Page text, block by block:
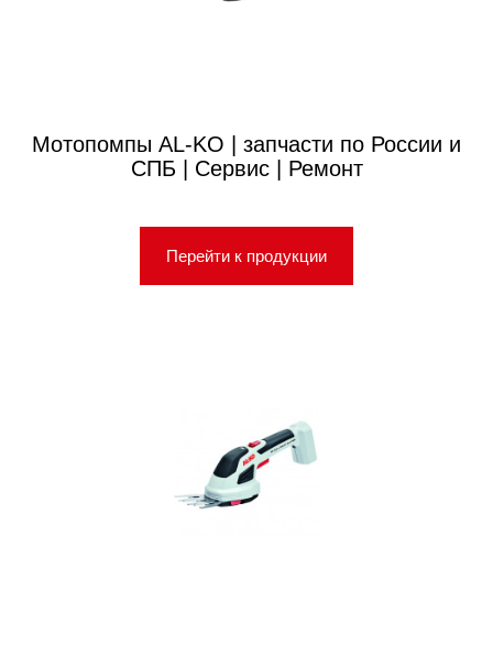
Мотопомпы AL-KO | запчасти по России и
СПБ | Сервис | Ремонт
Перейти к продукции